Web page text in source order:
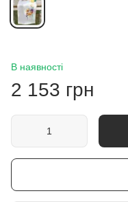
В наявності
2 153 грн